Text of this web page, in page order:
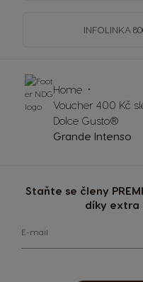
INFOLINKA
Staňte se členy
díky extra
E-mail
Home
Voucher 400 Kč
Dolce Gusto®
Grande Intenso